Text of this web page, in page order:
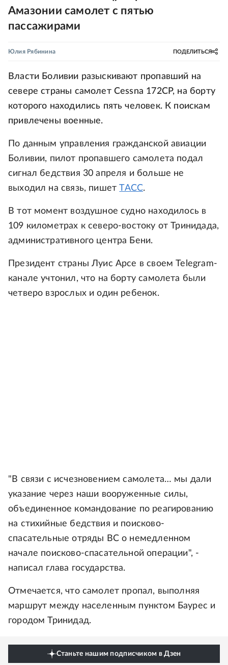
Амазонии самолет с пятью
пассажирами
Юлия Рябинина ПОДЕЛИТЬСЯ
Власти Боливии разыскивают пропавший на
севере страны самолет Cessna 172CP, на борту
которого находились пять человек. К поискам
привлечены военные.
По данным управления гражданской авиации
Боливии, пилот пропавшего самолета подал
сигнал бедствия 30 апреля и больше не
выходил на связь, пишетТАСС.
В тот момент воздушное судно находилось в
109 километрах к северо-востоку от Тринидада,
административного центра Бени.
Президент страны Луис Арсе в своем Telegram-
канале учтонил, что на борту самолета были
четверо взрослых и один ребенок.
"В связи с исчезновением самолета… мы дали
указание через наши вооруженные силы,
объединенное командование по реагированию
на стихийные бедствия и поисково-
спасательные отряды ВС о немедленном
начале поисково-спасательной операции", -
написал глава государства.
Отмечается, что самолет пропал, выполняя
маршрут между населенным пунктом Баурес и
городом Тринидад.
Станьте нашим подписчиком в Дзен